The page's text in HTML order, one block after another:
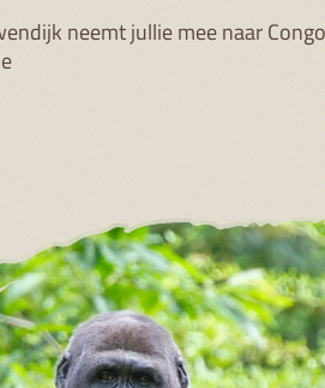
neemt jullie mee naar